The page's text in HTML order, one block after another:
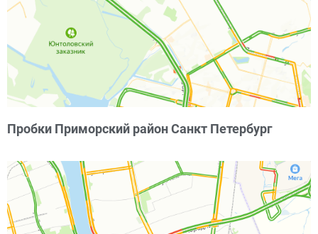
Пробки Приморский район Санкт Петербург